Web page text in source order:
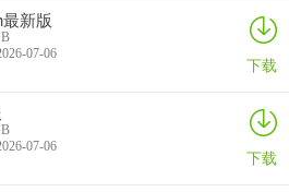
气，就能找到我——希露瓦的「永动」
新版
07-06 下载
07-06 下载